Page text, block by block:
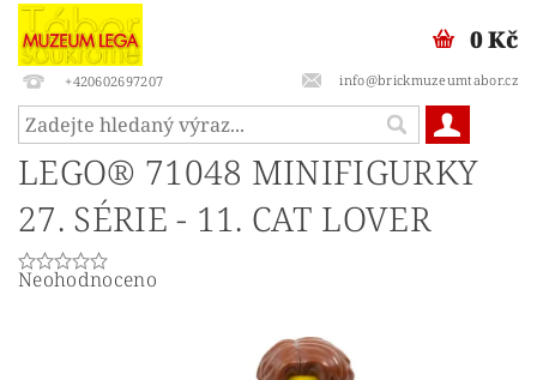
+420602697207 info@brickmuzeumtabor.cz
0 Kč
LEGO® 71048 MINIFIGURKY
27. SÉRIE - 11. CAT LOVER
Neohodnoceno